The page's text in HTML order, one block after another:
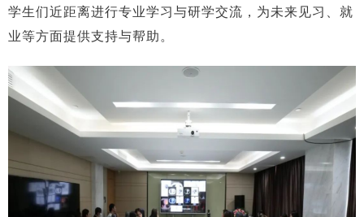
学生们近距离进行专业学习与研学交流，为未来见习、就
业等方面提供支持与帮助。